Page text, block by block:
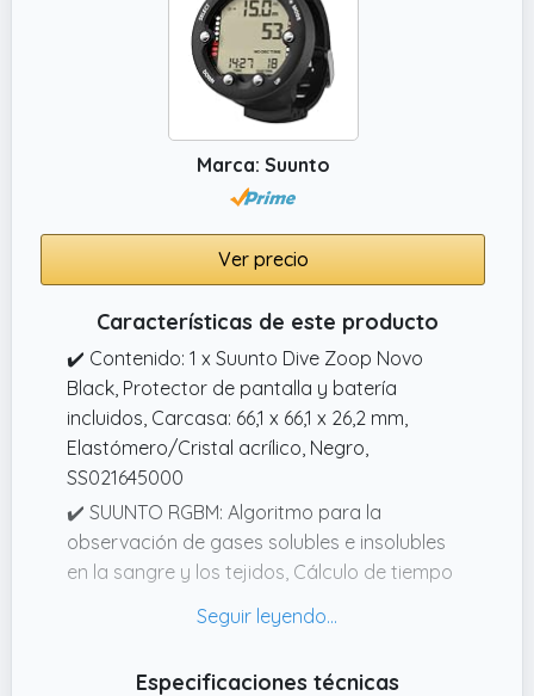
Marca: Suunto
Ver precio
Características de este producto
✔️ Contenido: 1 x Suunto Dive Zoop Novo
Black, Protector de pantalla y batería
incluidos, Carcasa: 66,1 x 66,1 x 26,2 mm,
Elastómero/Cristal acrílico, Negro,
SS021645000
✔️ SUUNTO RGBM: Algoritmo para la
observación de gases solubles e insolubles
en la sangre y los tejidos, Cálculo de tiempo
accidentes de buceo
Especificaciones técnicas